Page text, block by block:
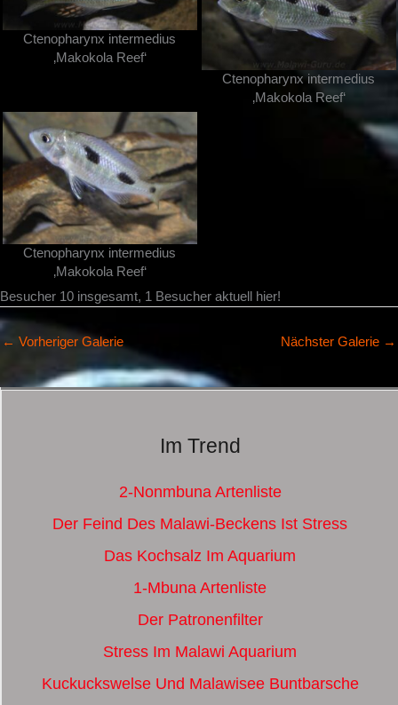
Ctenopharynx intermedius
‚Makokola Reef‘
Ctenopharynx intermedius
‚Makokola Reef‘
Ctenopharynx intermedius
‚Makokola Reef‘
Besucher 10 insgesamt, 1 Besucher aktuell hier!
← Vorheriger Galerie Nächster Galerie →
Im Trend
2-Nonmbuna Artenliste
Der Feind Des Malawi-Beckens Ist Stress
Das Kochsalz Im Aquarium
1-Mbuna Artenliste
Der Patronenfilter
Stress Im Malawi Aquarium
Kuckuckswelse Und Malawisee Buntbarsche